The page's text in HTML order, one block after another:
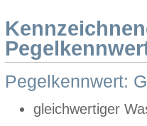
Pegelkennwert:
gleichwertiger